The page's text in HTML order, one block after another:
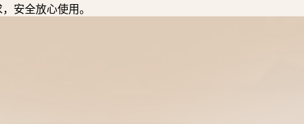
安全放心使用。